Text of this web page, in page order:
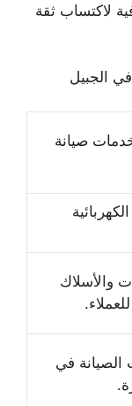
لاكتساب ثقة
الجبيل
خدمات صيانة
الكهربائية
والأسلاك
الصيانة في